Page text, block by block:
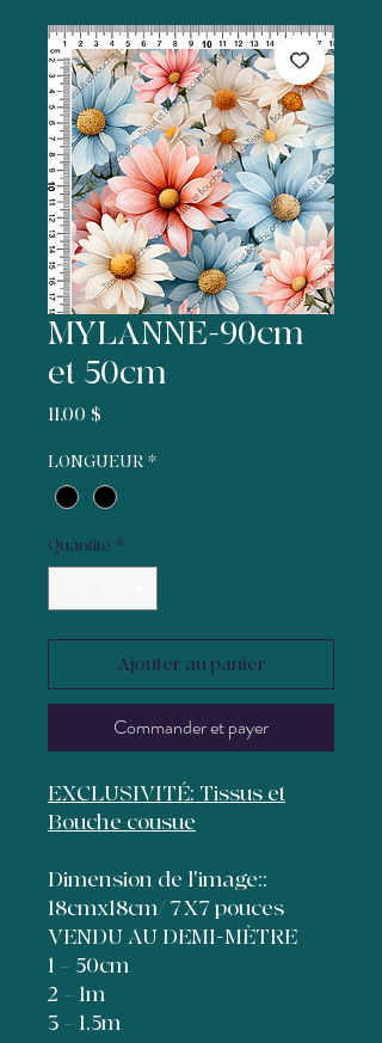
MYLANNE-90cm
et 50cm
11,00 $
LONGUEUR *
Quantité *
Ajouter au panier
Commander et payer
EXCLUSIVITÉ: Tissus et
Bouche cousue
Dimension de l'image::
18cmx18cm/ 7X7 pouces
VENDU AU DEMI-MÈTRE
1 = 50cm
2 = 1m
3 = 1,5m